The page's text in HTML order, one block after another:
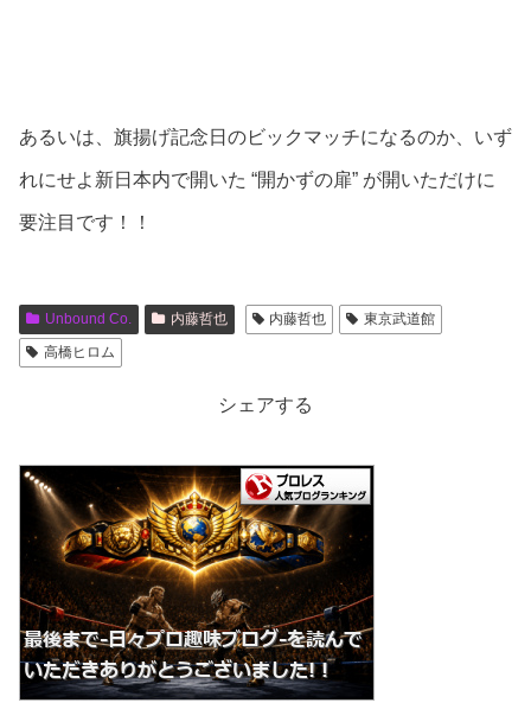
あるいは、旗揚げ記念日のビックマッチになるのか、いず
れにせよ新日本内で開いた “開かずの扉” が開いただけに
要注目です！！
Unbound Co. 内藤哲也 内藤哲也
東京武道館
高橋ヒロム
シェアする